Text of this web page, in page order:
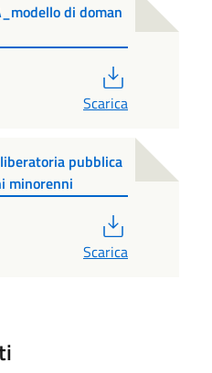
di doman
Scarica
pubblica
minorenni
Scarica